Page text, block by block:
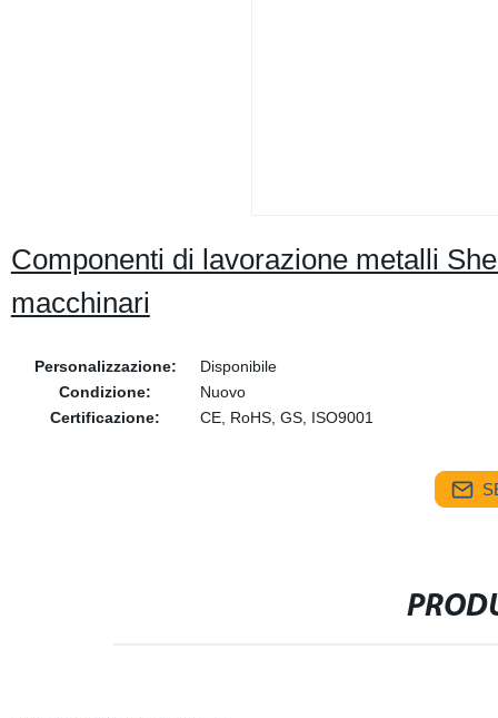
Componenti di lavorazione metalli
macchinari
Personalizzazione:
Disponibile
Condizione:
Nuovo
Certificazione:
CE, RoHS, GS, ISO9001